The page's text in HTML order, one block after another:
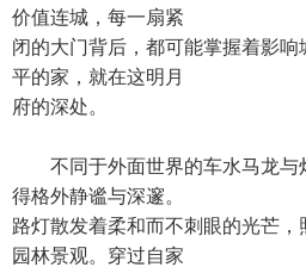
价值连城，每一扇紧
闭的大门背后，都可能掌握着影响
平的家，就在这明月
府的深处。
不同于外面世界的车水马龙与
得格外静谧与深邃。
路灯散发着柔和而不刺眼的光芒
园林景观。穿过自家